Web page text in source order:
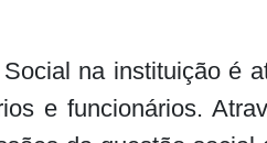
na instituição é
e funcionários.